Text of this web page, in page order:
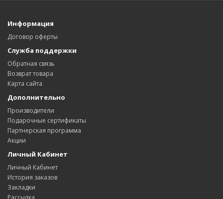
Информация
Договор оферты
Служба поддержки
Обратная связь
Возврат товара
Карта сайта
Дополнительно
Производители
Подарочные сертификаты
Партнерская программа
Акции
Личный Кабинет
Личный Кабинет
История заказов
Закладки
Рассылка